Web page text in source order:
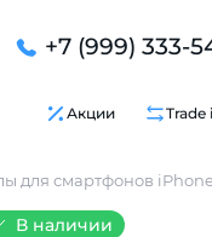
+7 (999) 333-
Акции Trade
для смартфонов iPhone
В наличии